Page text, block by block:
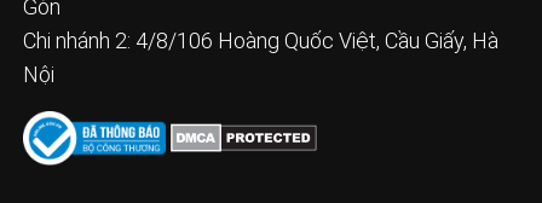
Gòn
Chi nhánh 2: 4/8/106 Hoàng Quốc Việt, Cầu Giấy, Hà
Nội